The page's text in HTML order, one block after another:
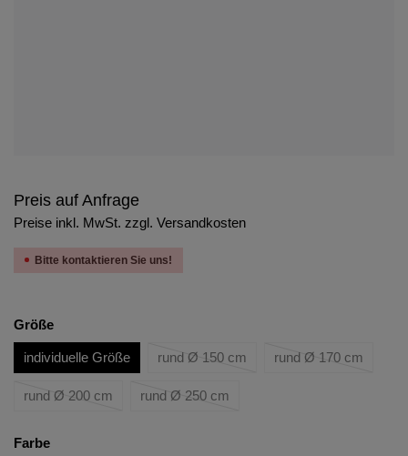
Preis auf Anfrage
Preise inkl. MwSt. zzgl. Versandkosten
Bitte kontaktieren Sie uns!
Größe
individuelle Größe rund Ø 150 cm rund Ø 170 cm
rund Ø 200 cm rund Ø 250 cm
Farbe